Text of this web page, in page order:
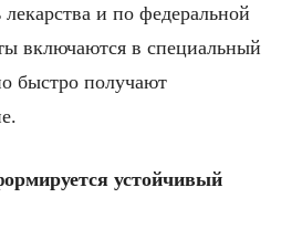
и по федеральной
включаются в специальный
быстро получают
устойчивый